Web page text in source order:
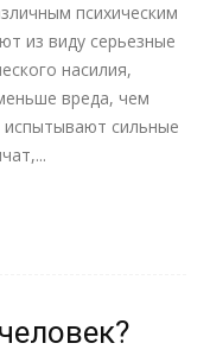
психическим
из виду серьезные
насилия,
вреда, чем
испытывают сильные